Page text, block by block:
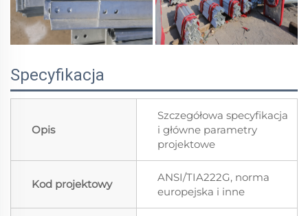
Specyfikacja
Opis
Szczegółowa specyfikacja
i główne parametry
projektowe
Kod projektowy
ANSI/TIA222G, norma
europejska i inne